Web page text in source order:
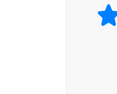
독서는 ‘
것이다. 유